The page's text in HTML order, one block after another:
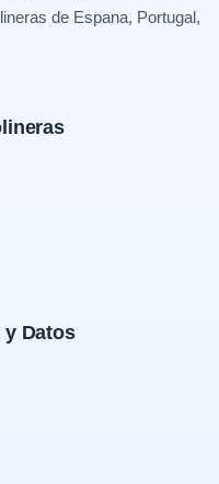
de Espana, Portugal,
Datos